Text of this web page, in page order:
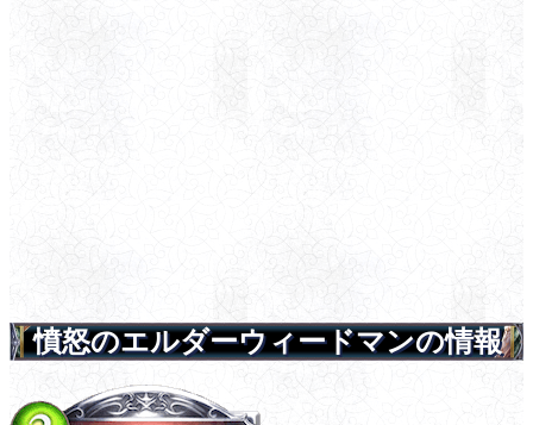
憤怒のエルダーウィードマンの情報